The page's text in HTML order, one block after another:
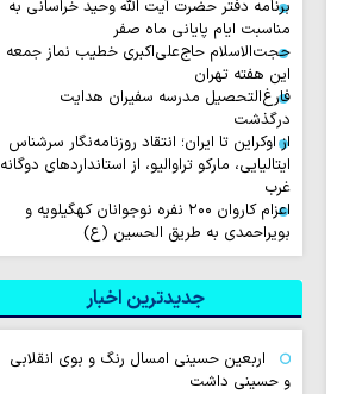
برنامه دفتر حضرت آیت الله وحید خراسانی به
مناسبت ایام پایانی ماه صفر
حجت‌الاسلام حاج‌علی‌اکبری خطیب نماز جمعه
این هفته تهران
فارغ‌التحصیل مدرسه سفیران هدایت
درگذشت
از اوکراین تا ایران؛ انتقاد روزنامه‌نگار سرشناس
ایتالیایی، مارکو تراوالیو، از استانداردهای دوگانه
غرب
اعزام کاروان ۲۰۰ نفره نوجوانان کهگیلویه و
بویراحمدی به طریق الحسین (ع)
جدیدترین اخبار
اربعین حسینی امسال رنگ و بوی انقلابی
و حسینی داشت